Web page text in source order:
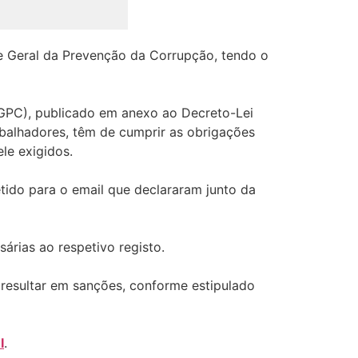
da Prevenção da Corrupção, tendo o
publicado em anexo ao Decreto-Lei
têm de cumprir as obrigações
exigidos.
para o email que declararam junto da
ao respetivo registo.
em sanções, conforme estipulado
.